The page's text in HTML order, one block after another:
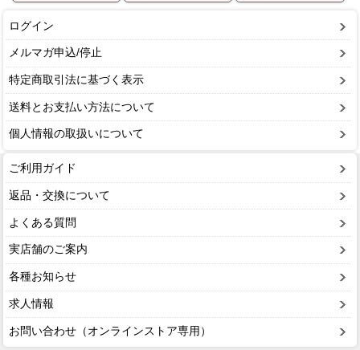
ログイン
メルマガ申込/停止
特定商取引法に基づく表示
送料とお支払い方法について
個人情報の取扱いについて
ご利用ガイド
返品・交換について
よくある質問
実店舗のご案内
各種お知らせ
求人情報
お問い合わせ（オンラインストア専用）